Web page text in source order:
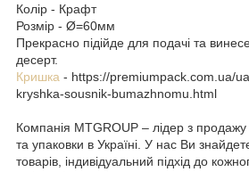
Колір - Крафт
Розмір - Ø=60мм
Прекрасно підійде для подачі та
десерт.
Кришка - https://premiumpack.com.ua/
kryshka-sousnik-bumazhnomu.html
Компанія MTGROUP – лідер з
та упаковки в Україні. У нас Ви
товарів, індивідуальний підхід до